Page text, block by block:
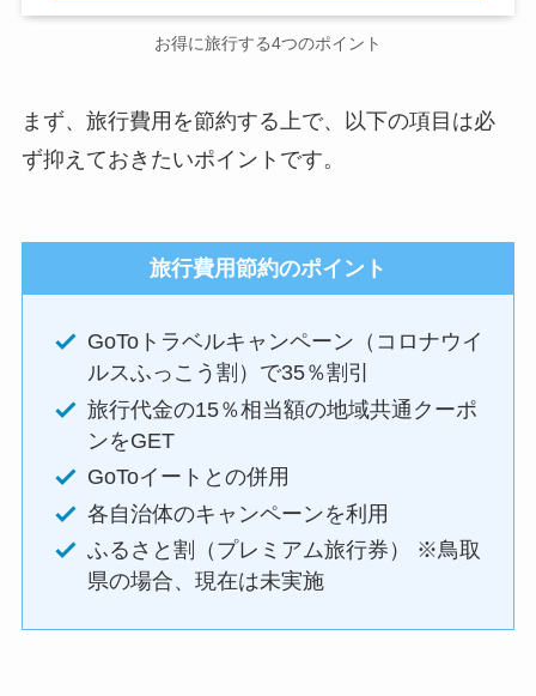
お得に旅行する4つのポイント
まず、旅行費用を節約する上で、以下の項目は必
ず抑えておきたいポイントです。
旅行費用節約のポイント
GoToトラベルキャンペーン（コロナウイ
ルスふっこう割）で35％割引
旅行代金の15％相当額の地域共通クーポ
ンをGET
GoToイートとの併用
各自治体のキャンペーンを利用
ふるさと割（プレミアム旅行券） ※鳥取
県の場合、現在は未実施